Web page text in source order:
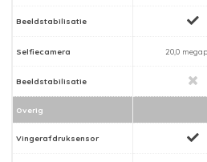
Beeldstabilisatie
Selfiecamera 20,0
Beeldstabilisatie
Overig
Vingerafdruksensor